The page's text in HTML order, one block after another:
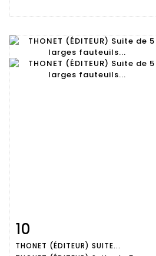
détaillée
10
THONET (ÉDITEUR) SUITE...